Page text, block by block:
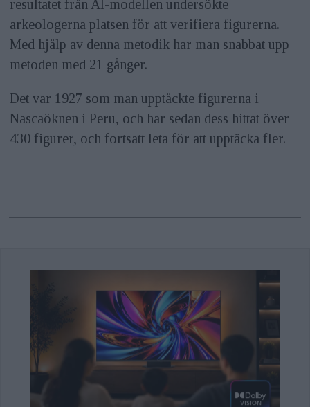
resultatet från AI-modellen undersökte
arkeologerna platsen för att verifiera figurerna.
Med hjälp av denna metodik har man snabbat upp
metoden med 21 gånger.
Det var 1927 som man upptäckte figurerna i
Nascaöknen i Peru, och har sedan dess hittat över
430 figurer, och fortsatt leta för att upptäcka fler.